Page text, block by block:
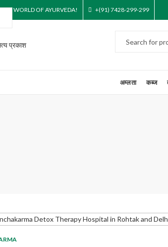
THE WORLD OF AYURVEDA! +(91) 7428-299-299
अम्लता कब्ज